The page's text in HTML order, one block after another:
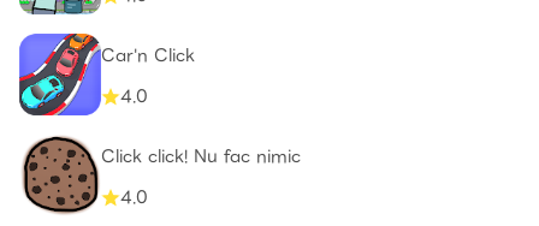
Car'n Click
4.0
Click click! Nu fac nimic
4.0